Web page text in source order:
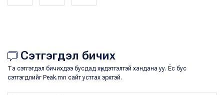
Сэтгэгдэл бичих
Та сэтгэгдэл бичихдээ бусдад хүндэтгэлтэй хандана уу. Ёс бус
сэтгэгдлийг Peak.mn сайт устгах эрхтэй.